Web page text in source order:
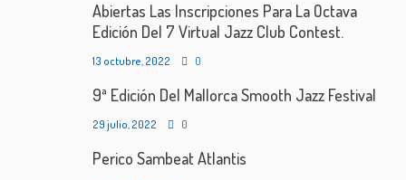
Abiertas Las Inscripciones Para La Octava
Edición Del 7 Virtual Jazz Club Contest.
13 octubre, 2022 0
9ª Edición Del Mallorca Smooth Jazz Festival
29 julio, 2022 0
Perico Sambeat Atlantis